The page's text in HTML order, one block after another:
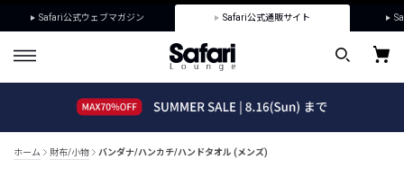
Safari公式ウェブマガジン Safari公式通販サイト
ホーム 財布/小物 バンダナ/ハンカチ/ハンドタオル (メンズ)